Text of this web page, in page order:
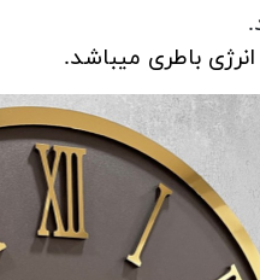
باطری میباشد.